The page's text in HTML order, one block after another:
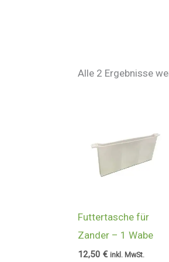
Alle 2 Ergebnisse
Futtertasche für
Zander – 1 Wabe
12,50€ inkl. MwSt.